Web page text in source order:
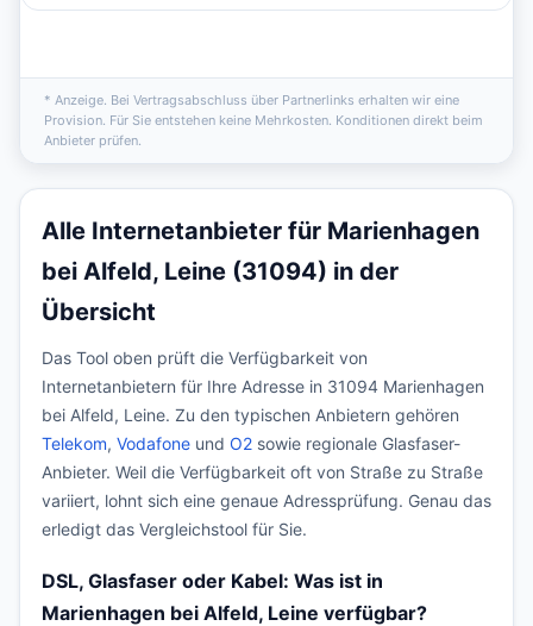
* Anzeige. Bei Vertragsabschluss über Partnerlinks erhalten wir eine
Provision. Für Sie entstehen keine Mehrkosten. Konditionen direkt beim
Anbieter prüfen.
Alle Internetanbieter für Marienhagen
bei Alfeld, Leine (31094) in der
Übersicht
Das Tool oben prüft die Verfügbarkeit von
Internetanbietern für Ihre Adresse in 31094 Marienhagen
bei Alfeld, Leine. Zu den typischen Anbietern gehören
Telekom, Vodafone und O2 sowie regionale Glasfaser-
Anbieter. Weil die Verfügbarkeit oft von Straße zu Straße
variiert, lohnt sich eine genaue Adressprüfung. Genau das
erledigt das Vergleichstool für Sie.
DSL, Glasfaser oder Kabel: Was ist in
Marienhagen bei Alfeld, Leine verfügbar?